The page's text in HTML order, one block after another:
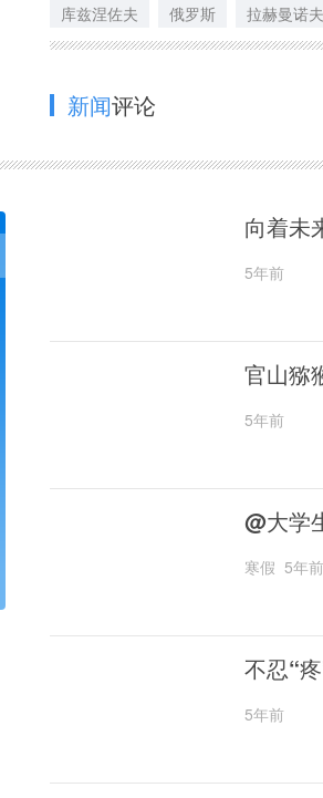
库兹涅佐夫 俄罗斯 拉赫曼诺夫
新闻评论
向着未
5年前
官山猕
5年前
@大学
寒假 5年前
不忍“
5年前